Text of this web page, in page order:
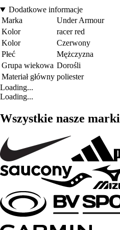
Dodatkowe informacje
Marka
Under Armour
Kolor
racer red
Kolor
Czerwony
Płeć
Mężczyzna
Grupa wiekowa Dorośli
Materiał główny poliester
Loading...
Loading...
Wszystkie nasze marki